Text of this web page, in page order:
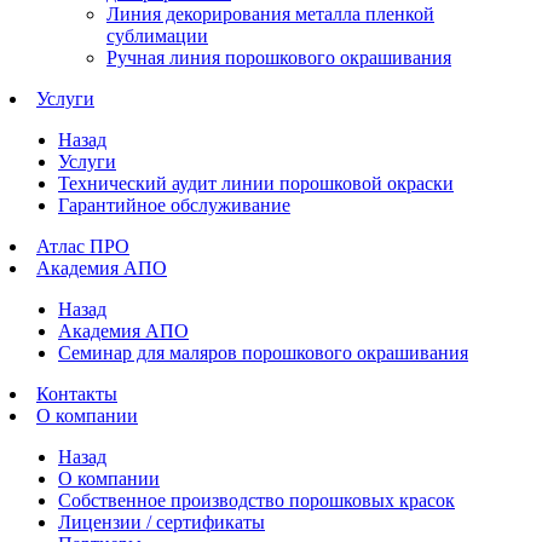
Линия декорирования металла пленкой
сублимации
Ручная линия порошкового окрашивания
Услуги
Назад
Услуги
Технический аудит линии порошковой окраски
Гарантийное обслуживание
Атлас ПРО
Академия АПО
Назад
Академия АПО
Семинар для маляров порошкового окрашивания
Контакты
О компании
Назад
О компании
Собственное производство порошковых красок
Лицензии / сертификаты